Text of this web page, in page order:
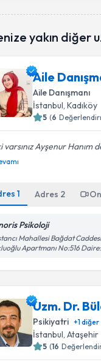
yakın diğer
Aile
Aile Danışmanı
İstanbul, Kadıköy
5 (6
varsınız Ayşenur
1 Adres 2
Psikoloji
Mahallesi Bağdat
Apartmanı No:516
Uzm. Dr.
Psikiyatri +1diğer
İstanbul, Ataşehir
5 (16